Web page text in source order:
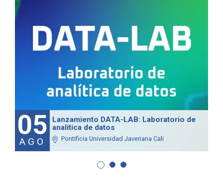
05
AGO
Lanzamiento DATA-LAB: Laboratorio de
analítica de datos
Pontificia Universidad Javeriana Cali